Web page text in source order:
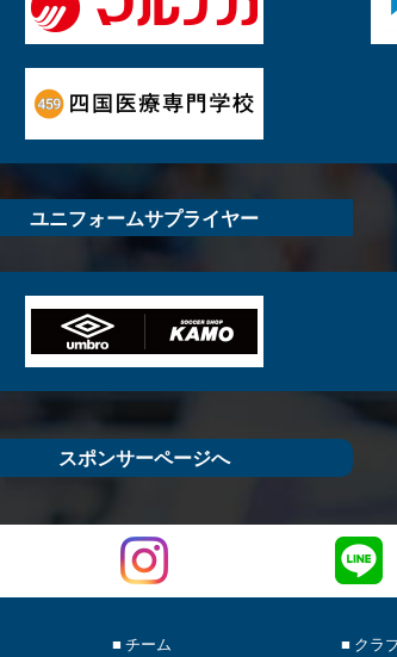
ユニフォームサプライヤー
スポンサーページへ
■ チーム ■ クラ